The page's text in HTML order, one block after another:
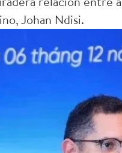
Johan Ndisi.